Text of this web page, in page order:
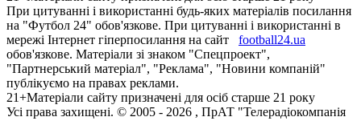
При цитуванні і використанні будь-яких матеріалів посилання
на "Футбол 24" обов'язкове. При цитуванні і використанні в
мережі Інтернет гіперпосилання на сайт
football24.ua
обов'язкове. Матеріали зі знаком "Спецпроект",
"Партнерський матеріал", "Реклама", "Новини компаній"
публікуємо на правах реклами.
21+Матеріали сайту призначені для осіб старше 21 року
Усi права захищенi. © 2005 - 2026 , ПрАТ "Телерадіокомпанія